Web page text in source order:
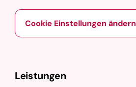
Cookie Einstellungen ändern
Leistungen